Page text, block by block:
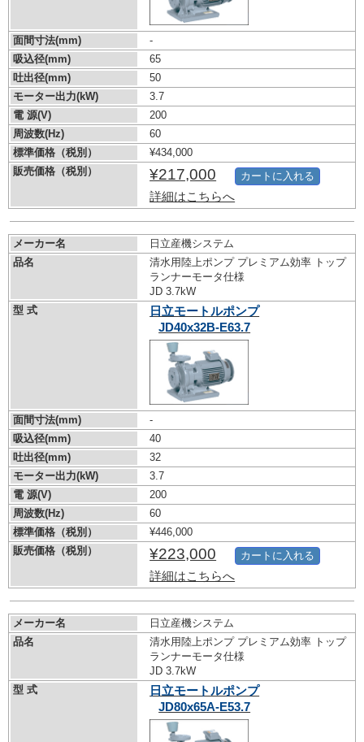
面間寸法(mm)
-
吸込径(mm)
65
吐出径(mm)
50
モーター出力(kW)
3.7
電 源(V)
200
周波数(Hz)
60
標準価格（税別）
¥434,000
販売価格（税別）
¥217,000
詳細はこちらへ
カートに入れる
メーカー名
日立産機システム
品名
清水用陸上ポンプ プレミアム効率 トップ
ランナーモータ仕様
JD 3.7kW
型 式
日立モートルポンプ
JD40x32B-E63.7
面間寸法(mm)
-
吸込径(mm)
40
吐出径(mm)
32
モーター出力(kW)
3.7
電 源(V)
200
周波数(Hz)
60
標準価格（税別）
¥446,000
販売価格（税別）
¥223,000
詳細はこちらへ
カートに入れる
メーカー名
日立産機システム
品名
清水用陸上ポンプ プレミアム効率 トップ
ランナーモータ仕様
JD 3.7kW
型 式
日立モートルポンプ
JD80x65A-E53.7